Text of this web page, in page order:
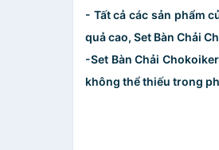
- Tất cả các sản phẩm
quả cao, Set Bàn Chải
-Set Bàn Chải
không thể thiếu trong